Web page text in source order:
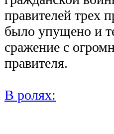
правителей трех
было упущено и
сражение с
правителя.
В ролях: